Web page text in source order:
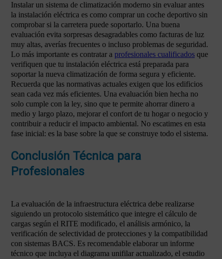
Instalar un sistema de climatización moderno sin evaluar antes
la instalación eléctrica es como comprar un coche deportivo sin
comprobar si la carretera puede soportarlo. Una buena
evaluación evita sorpresas desagradables como facturas de luz
muy altas, averías frecuentes o incluso problemas de seguridad.
Lo más importante es contratar a profesionales cualificados que
verifiquen que tu instalación eléctrica está preparada para
soportar la nueva climatización de forma segura y eficiente.
Recuerda que las normativas actuales exigen que los edificios
sean cada vez más eficientes. Una evaluación bien hecha no
solo cumple con la ley, sino que te permite ahorrar dinero a
medio y largo plazo, mejorar el confort de tu hogar o negocio y
contribuir a reducir el impacto ambiental. No escatimes en esta
fase inicial: es la base sobre la que se construye todo el sistema.
Conclusión Técnica para
Profesionales
La evaluación de la infraestructura eléctrica debe realizarse
siguiendo un protocolo sistemático que integre el cálculo de
cargas según el RITE modificado, el análisis armónico, la
verificación de selectividad de protecciones y la compatibilidad
con sistemas BACS. Es recomendable elaborar un informe
técnico que incluya el diagrama unifilar actualizado, el estudio